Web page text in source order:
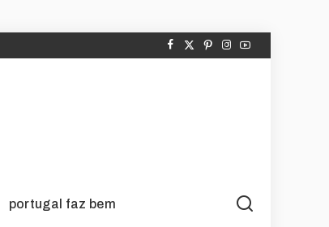
portugal faz bem